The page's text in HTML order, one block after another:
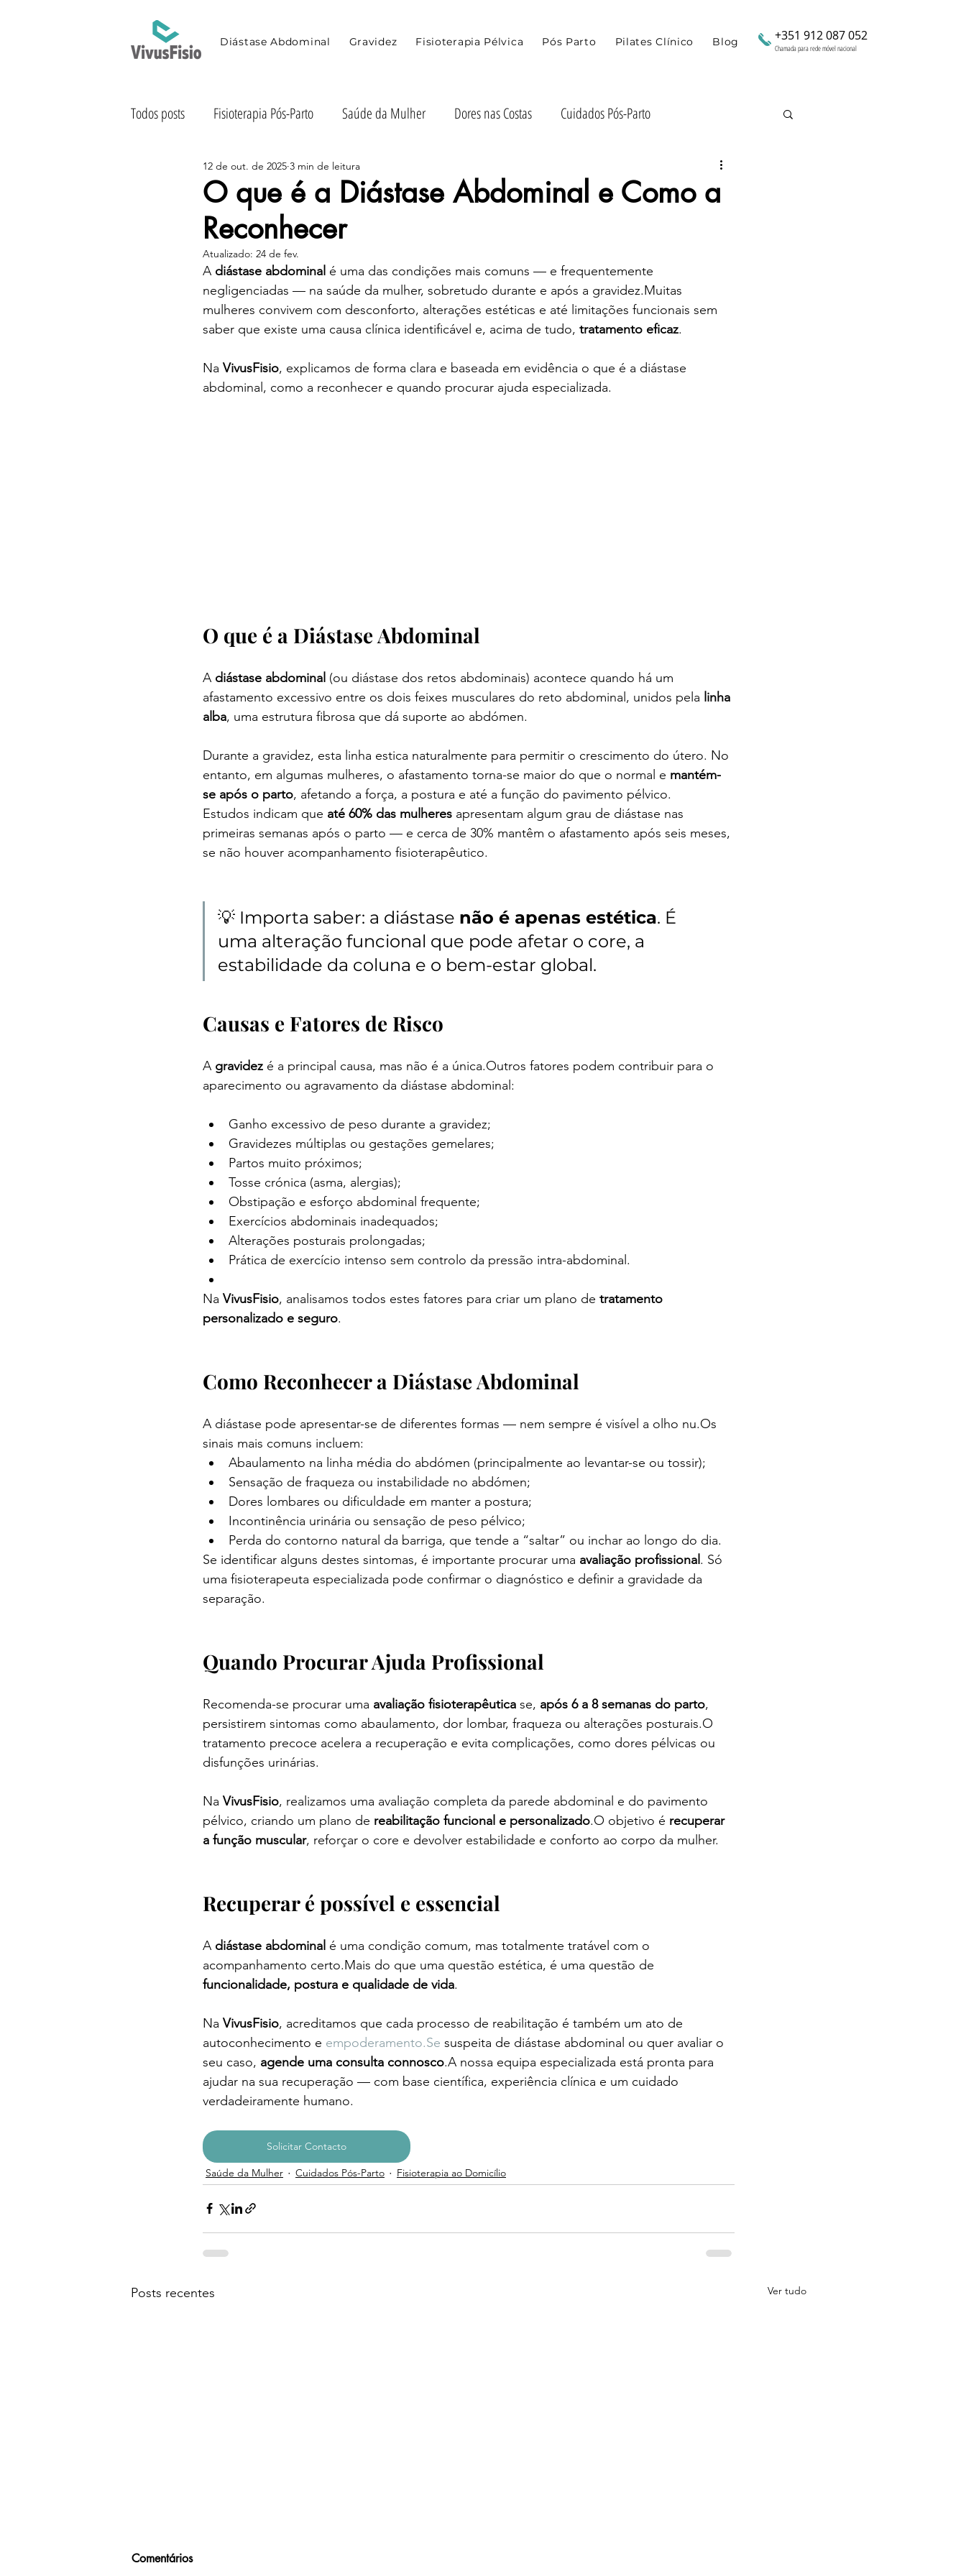
Diástase Abdominal Gravidez Fisioterapia Pélvica Pós Parto Pilates Clínico Blog +351 912 087 052
Chamada para rede móvel nacional
Todos posts Fisioterapia Pós-Parto Saúde da Mulher Dores nas Costas Cuidados Pós-Parto
Exercícios Pós-Parto Dicas de Recuperação Pós-Parto
Fisioterapia ao Domicílio Saúde e Mobilidade
Incontinência Urinária
O que é a Diástase Abdominal e Como a
Reconhecer
12 de out. de 2025 3 min de leitura
Atualizado: 24 de fev.
A diástase abdominal é uma das condições mais comuns — e frequentemente
negligenciadas — na saúde da mulher, sobretudo durante e após a gravidez.Muitas
mulheres convivem com desconforto, alterações estéticas e até limitações funcionais sem
saber que existe uma causa clínica identificável e, acima de tudo, tratamento eficaz.
Na VivusFisio, explicamos de forma clara e baseada em evidência o que é a diástase
abdominal, como a reconhecer e quando procurar ajuda especializada.
O que é a Diástase Abdominal
A diástase abdominal (ou diástase dos retos abdominais) acontece quando há um
afastamento excessivo entre os dois feixes musculares do reto abdominal, unidos pela linha
alba, uma estrutura fibrosa que dá suporte ao abdómen.
Durante a gravidez, esta linha estica naturalmente para permitir o crescimento do útero. No
entanto, em algumas mulheres, o afastamento torna-se maior do que o normal e mantém-
se após o parto, afetando a força, a postura e até a função do pavimento pélvico.
Estudos indicam que até 60% das mulheres apresentam algum grau de diástase nas
primeiras semanas após o parto — e cerca de 30% mantêm o afastamento após seis meses,
se não houver acompanhamento fisioterapêutico.
💡 Importa saber: a diástase não é apenas estética. É
uma alteração funcional que pode afetar o core, a
estabilidade da coluna e o bem-estar global.
Causas e Fatores de Risco
A gravidez é a principal causa, mas não é a única.Outros fatores podem contribuir para o
aparecimento ou agravamento da diástase abdominal:
Ganho excessivo de peso durante a gravidez;
Gravidezes múltiplas ou gestações gemelares;
Partos muito próximos;
Tosse crónica (asma, alergias);
Obstipação e esforço abdominal frequente;
Exercícios abdominais inadequados;
Alterações posturais prolongadas;
Prática de exercício intenso sem controlo da pressão intra-abdominal.
Na VivusFisio, analisamos todos estes fatores para criar um plano de tratamento
personalizado e seguro.
Como Reconhecer a Diástase Abdominal
A diástase pode apresentar-se de diferentes formas — nem sempre é visível a olho nu.Os
sinais mais comuns incluem:
Abaulamento na linha média do abdómen (principalmente ao levantar-se ou tossir);
Sensação de fraqueza ou instabilidade no abdómen;
Dores lombares ou dificuldade em manter a postura;
Incontinência urinária ou sensação de peso pélvico;
Perda do contorno natural da barriga, que tende a “saltar” ou inchar ao longo do dia.
Se identificar alguns destes sintomas, é importante procurar uma avaliação profissional . Só
uma fisioterapeuta especializada pode confirmar o diagnóstico e definir a gravidade da
separação.
Quando Procurar Ajuda Profissional
Recomenda-se procurar uma avaliação fisioterapêutica se, após 6 a 8 semanas do parto,
persistirem sintomas como abaulamento, dor lombar, fraqueza ou alterações posturais.O
tratamento precoce acelera a recuperação e evita complicações, como dores pélvicas ou
disfunções urinárias.
Na VivusFisio, realizamos uma avaliação completa da parede abdominal e do pavimento
pélvico, criando um plano de reabilitação funcional e personalizado.O objetivo é recuperar
a função muscular, reforçar o core e devolver estabilidade e conforto ao corpo da mulher.
Recuperar é possível e essencial
A diástase abdominal é uma condição comum, mas totalmente tratável com o
acompanhamento certo.Mais do que uma questão estética, é uma questão de
funcionalidade, postura e qualidade de vida.
Na VivusFisio, acreditamos que cada processo de reabilitação é também um ato de
autoconhecimento e empoderamento.Se suspeita de diástase abdominal ou quer avaliar o
seu caso, agende uma consulta connosco.A nossa equipa especializada está pronta para
ajudar na sua recuperação — com base científica, experiência clínica e um cuidado
verdadeiramente humano.
Solicitar Contacto
Saúde da Mulher Cuidados Pós-Parto Fisioterapia ao Domicílio
Posts recentes Ver tudo
Comentários